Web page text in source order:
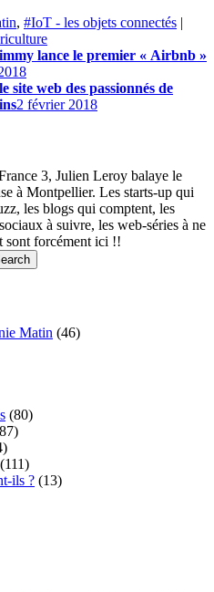
, #IoT - les objets connectés |
lance le premier « Airbnb »
site web des passionnés de
2 février 2018
3, Julien Leroy balaye le
à Montpellier. Les starts-up qui
les blogs qui comptent, les
à suivre, les web-séries à ne
sont forcément ici !!
Matin (46)
(80)
(111)
ils ? (13)